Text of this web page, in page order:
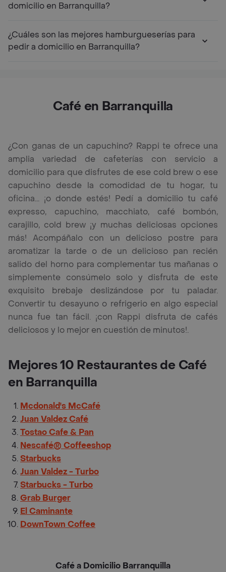
domicilio en Barranquilla?
¿Cuáles son las mejores hamburgueserías para
pedir a domicilio en Barranquilla?
Café en Barranquilla
¿Con ganas de un capuchino? Rappi te ofrece una
amplia variedad de cafeterías con servicio a
domicilio para que disfrutes de ese cold brew o ese
capuchino desde la comodidad de tu hogar, tu
oficina... ¡o donde estés! Pedí a domicilio tu café
expresso, capuchino, macchiato, café bombón,
carajillo, cold brew ¡y muchas deliciosas opciones
más! Acompáñalo con un delicioso postre para
aromatizar la tarde o de un delicioso pan recién
salido del horno para complementar tus mañanas o
simplemente consúmelo solo y disfruta de este
exquisito brebaje deslizándose por tu paladar.
Convertir tu desayuno o refrigerio en algo especial
nunca fue tan fácil. ¡con Rappi disfruta de cafés
deliciosos y lo mejor en cuestión de minutos!.
Mejores 10 Restaurantes de Café
en Barranquilla
Mcdonald's McCafé
Juan Valdez Café
Tostao Cafe & Pan
Nescafé® Coffeeshop
Starbucks
Juan Valdez - Turbo
Starbucks - Turbo
Grab Burger
El Caminante
DownTown Coffee
Café a Domicilio Barranquilla